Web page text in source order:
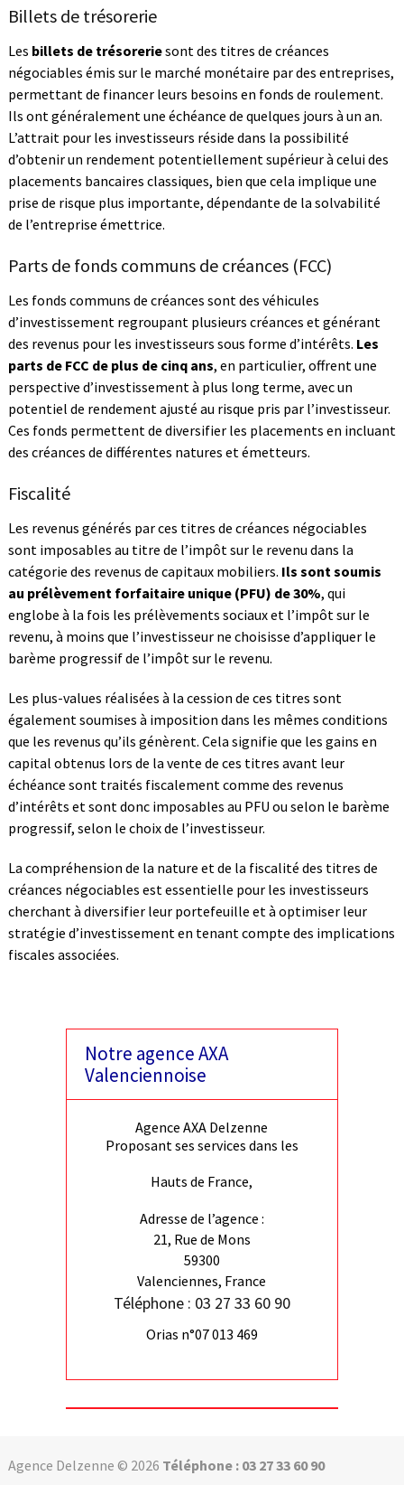
Billets de trésorerie
Les billets de trésoreriesont des titres de créances
négociables émis sur le marché monétaire par des entreprises,
permettant de financer leurs besoins en fonds de roulement.
Ils ont généralement une échéance de quelques jours à un an.
L’attrait pour les investisseurs réside dans la possibilité
d’obtenir un rendement potentiellement supérieur à celui des
placements bancaires classiques, bien que cela implique une
prise de risque plus importante, dépendante de la solvabilité
de l’entreprise émettrice.
Parts de fonds communs de créances (FCC)
Les fonds communs de créances sont des véhicules
d’investissement regroupant plusieurs créances et générant
des revenus pour les investisseurs sous forme d’intérêts. Les
parts de FCC de plus de cinq ans, en particulier, offrent une
perspective d’investissement à plus long terme, avec un
potentiel de rendement ajusté au risque pris par l’investisseur.
Ces fonds permettent de diversifier les placements en incluant
des créances de différentes natures et émetteurs.
Fiscalité
Les revenus générés par ces titres de créances négociables
sont imposables au titre de l’impôt sur le revenu dans la
catégorie des revenus de capitaux mobiliers. Ils sont soumis
au prélèvement forfaitaire unique (PFU) de 30%, qui
englobe à la fois les prélèvements sociaux et l’impôt sur le
revenu, à moins que l’investisseur ne choisisse d’appliquer le
barème progressif de l’impôt sur le revenu.
Les plus-values réalisées à la cession de ces titres sont
également soumises à imposition dans les mêmes conditions
que les revenus qu’ils génèrent. Cela signifie que les gains en
capital obtenus lors de la vente de ces titres avant leur
échéance sont traités fiscalement comme des revenus
d’intérêts et sont donc imposables au PFU ou selon le barème
progressif, selon le choix de l’investisseur.
La compréhension de la nature et de la fiscalité des titres de
créances négociables est essentielle pour les investisseurs
cherchant à diversifier leur portefeuille et à optimiser leur
stratégie d’investissement en tenant compte des implications
fiscales associées.
Notre agence AXA
Valenciennoise
Agence AXA Delzenne
Proposant ses services dans les
Hauts de France,
Adresse de l’agence :
21, Rue de Mons
59300
Valenciennes, France
Téléphone : 03 27 33 60 90
Orias n°07 013 469
Agence Delzenne © 2026 Téléphone : 03 27 33 60 90